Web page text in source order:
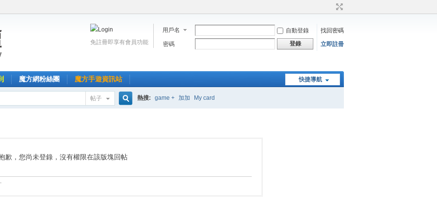
用戶名 自動登錄
找回密碼
密碼
登錄 立即註冊
免註冊即享有會員功能
快捷導航
魔方網粉絲團 魔方手遊資訊站
帖子
索
熱搜: game + 加加 My card
歉，您尚未登錄，沒有權限在該版塊回帖